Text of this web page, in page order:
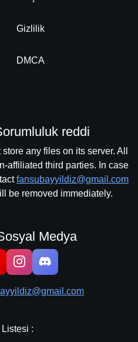
Gizlilik
DMCA
reddi
any files on its server. All
affiliated third parties. In case
fansubayyildiz@gmail.com
be removed immediately.
Medya
Listesi :